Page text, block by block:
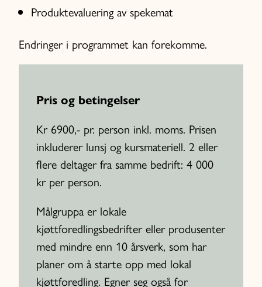
Produktevaluering av spekemat
Endringer i programmet kan forekomme.
Pris og betingelser
Kr 6900,- pr. person inkl. moms. Prisen
inkluderer lunsj og kursmateriell. 2 eller
flere deltager fra samme bedrift: 4 000
kr per person.
Målgruppa er lokale
kjøttforedlingsbedrifter eller produsenter
med mindre enn 10 årsverk, som har
planer om å starte opp med lokal
kjøttforedling. Egner seg også for